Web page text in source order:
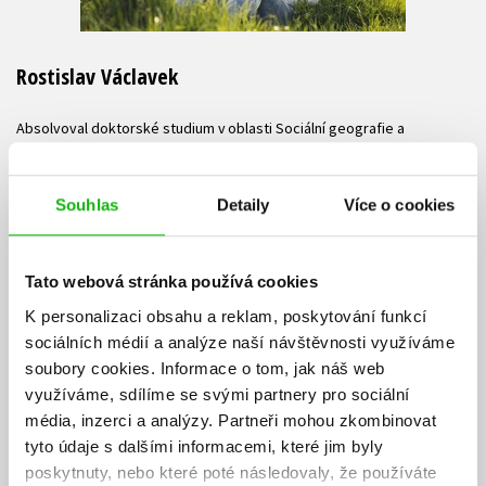
Souhlas Detaily Více o cookies
Tato webová stránka používá cookies
K personalizaci obsahu a reklam, poskytování funkcí
sociálních médií a analýze naší návštěvnosti využíváme
soubory cookies. Informace o tom, jak náš web
využíváme, sdílíme se svými partnery pro sociální
média, inzerci a analýzy. Partneři mohou zkombinovat
tyto údaje s dalšími informacemi, které jim byly
poskytnuty, nebo které poté následovaly, že používáte
Rostislav Václavek
Absolvoval doktorské studium v oblasti Sociální geografie a
tlumočník, překladatel, lektor obchodní angličtiny i učitel anglického
jazyka na sportovní akademii. V roce 2018 došlo k zásadním změnám
dýchání s Patrickem McKeownem a stal se tak certifikovaným
instruktorem BUTEYKO CLINIC INTERNATIONAL® a také OXYGEN
ADVANTAGE®. Následně povýšil svou kvalifikaci na certifikovaného
master instruktora OXYGEN ADVANTAGE® a master instruktora
BUTEYKO CLINIC INTERNATIONAL®. Nejen díky znalostem technik
zdravého dýchání, ale také díky zkušenostem s nimi, které mu
změnily život, se rozhodl šířit cenné informace a zejména praxi mezi
lidmi nejen v České republice. Pracuje s jednotlivci i skupinami. Školí
ve firmách a trénuje dechové i mentální či otužovací techniky pro